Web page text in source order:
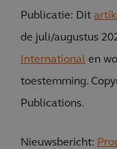
Publicatie: Dit
de juli/augustus
International en
toestemming.
Publications.
Nieuwsbericht: